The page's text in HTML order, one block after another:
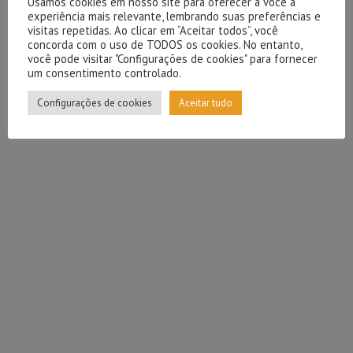
experiência mais relevante, lembrando suas preferências e
visitas repetidas. Ao clicar em “Aceitar todos”, você
concorda com o uso de TODOS os cookies. No entanto,
você pode visitar "Configurações de cookies" para fornecer
um consentimento controlado.
Configurações de cookies Aceitar tudo